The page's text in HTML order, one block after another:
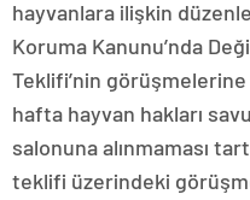
hayvanlara ilişkin
Koruma Kanunu’nda
Teklifi’nin
hafta hayvan hakları
salonuna alınmaması
teklifi üzerindeki